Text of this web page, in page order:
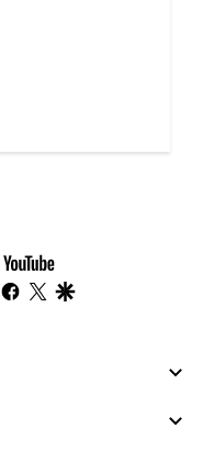
youtube-
footer
instagram
facebook
twitter